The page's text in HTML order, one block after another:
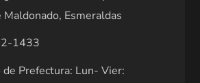
Esmeraldas
1433
de Prefectura: Lun- Vier: